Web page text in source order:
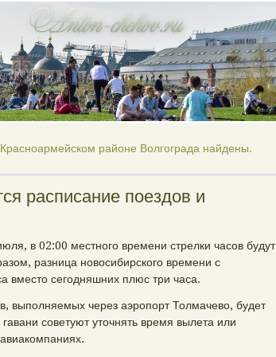
районе Волгограда найдены.
расписание поездов и
в 02:00 местного времени стрелки часов будут
разница новосибирского времени с
вместо сегодняшних плюс три часа.
выполняемых через аэропорт Толмачево, будет
советуют уточнять время вылета или